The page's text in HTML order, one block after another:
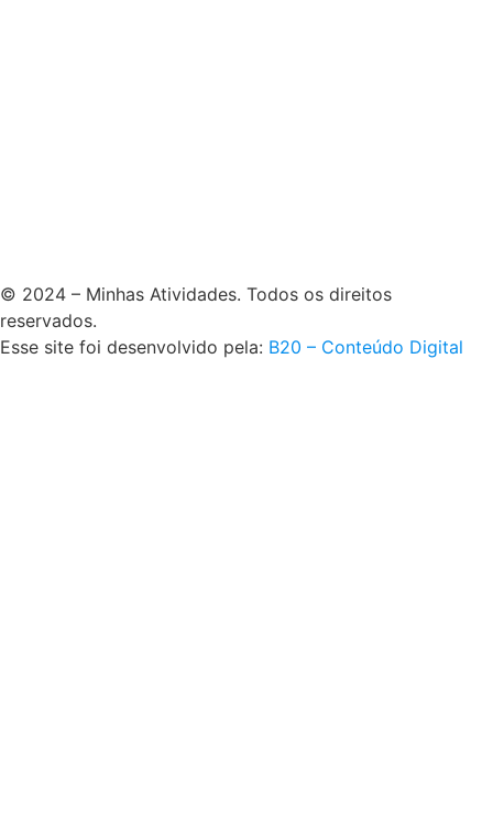
© 2024 – Minhas Atividades. Todos os direitos
reservados.
Esse site foi desenvolvido pela: B20 – Conteúdo Digital